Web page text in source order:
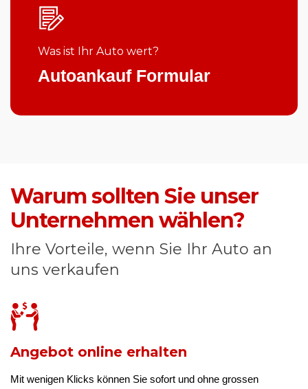
Was ist Ihr Auto wert?
Autoankauf Formular
Warum sollten Sie unser
Unternehmen wählen?
Ihre Vorteile, wenn Sie Ihr Auto an
uns verkaufen
Angebot online erhalten
Mit wenigen Klicks können Sie sofort und ohne grossen